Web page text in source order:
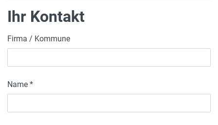
Ihr Kontakt
Firma / Kommune
Name *